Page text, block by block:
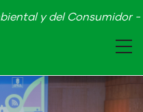
y del Consumidor